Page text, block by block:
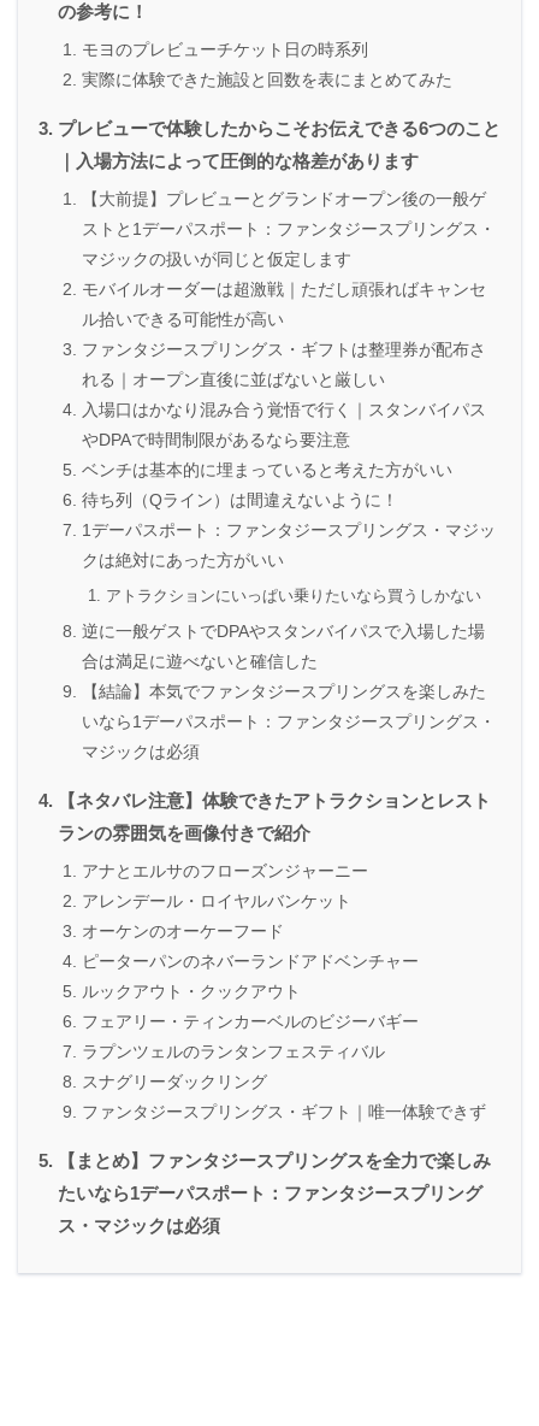
の参考に！
モヨのプレビューチケット日の時系列
実際に体験できた施設と回数を表にまとめてみた
プレビューで体験したからこそお伝えできる6つのこと
｜入場方法によって圧倒的な格差があります
【大前提】プレビューとグランドオープン後の一般ゲ
ストと1デーパスポート：ファンタジースプリングス・
マジックの扱いが同じと仮定します
モバイルオーダーは超激戦｜ただし頑張ればキャンセ
ル拾いできる可能性が高い
ファンタジースプリングス・ギフトは整理券が配布さ
れる｜オープン直後に並ばないと厳しい
入場口はかなり混み合う覚悟で行く｜スタンバイパス
やDPAで時間制限があるなら要注意
ベンチは基本的に埋まっていると考えた方がいい
待ち列（Qライン）は間違えないように！
1デーパスポート：ファンタジースプリングス・マジッ
クは絶対にあった方がいい
アトラクションにいっぱい乗りたいなら買うしかない
逆に一般ゲストでDPAやスタンバイパスで入場した場
合は満足に遊べないと確信した
【結論】本気でファンタジースプリングスを楽しみた
いなら1デーパスポート：ファンタジースプリングス・
マジックは必須
【ネタバレ注意】体験できたアトラクションとレスト
ランの雰囲気を画像付きで紹介
アナとエルサのフローズンジャーニー
アレンデール・ロイヤルバンケット
オーケンのオーケーフード
ピーターパンのネバーランドアドベンチャー
ルックアウト・クックアウト
フェアリー・ティンカーベルのビジーバギー
ラプンツェルのランタンフェスティバル
スナグリーダックリング
ファンタジースプリングス・ギフト｜唯一体験できず
【まとめ】ファンタジースプリングスを全力で楽しみ
たいなら1デーパスポート：ファンタジースプリング
ス・マジックは必須